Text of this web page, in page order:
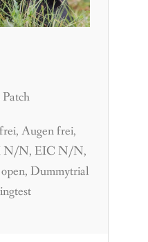
Augen frei,
N/N, EIC N/N,
Dummytrial